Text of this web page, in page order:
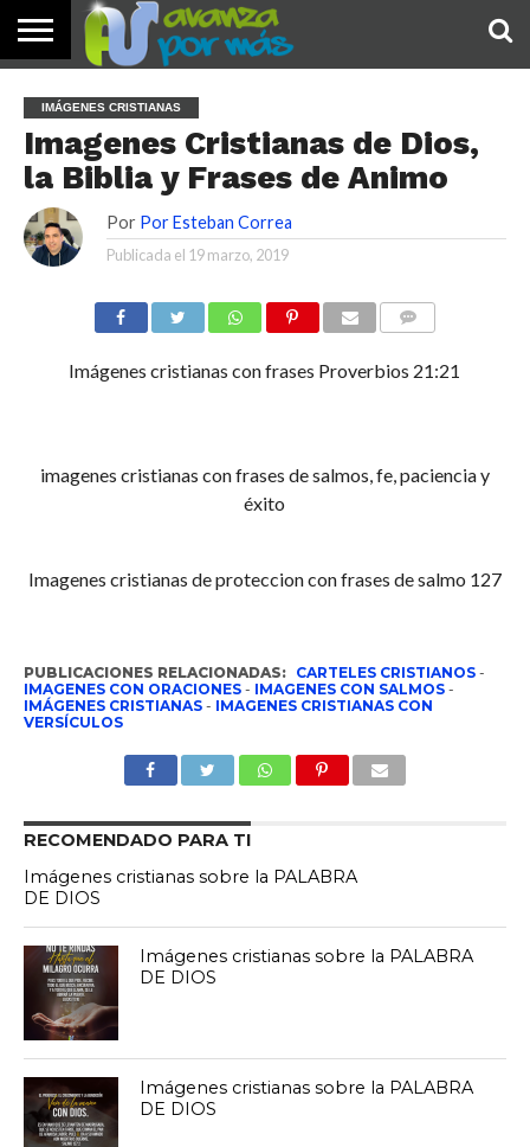
PALABRA
DE HOY
DEVOCIONALES
NOTICIAS
TESTIMONIOS
ORACIONES
SOBRE
NOSOTROS
IMÁGENES
IMÁGENES CRISTIANAS
Imagenes Cristianas de Dios,
la Biblia y Frases de Animo
Por Por Esteban Correa
Publicada el 19 marzo, 2019
Imágenes cristianas con frases Proverbios 21:21
imagenes cristianas con frases de salmos, fe, paciencia y
éxito
Imagenes cristianas de proteccion con frases de salmo 127
PUBLICACIONES RELACIONADAS: CARTELES CRISTIANOS-
IMAGENES CON ORACIONES- IMAGENES CON SALMOS-
IMÁGENES CRISTIANAS- IMAGENES CRISTIANAS CON
VERSÍCULOS
RECOMENDADO PARA TI
Imágenes cristianas sobre la PALABRA
DE DIOS
Imágenes cristianas sobre la PALABRA
DE DIOS
Imágenes cristianas sobre la PALABRA
DE DIOS